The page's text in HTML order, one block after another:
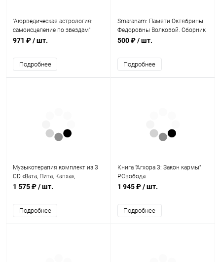
"Аюрведическая астрология:
самоисцеление по звездам"
Д.Фроули
971 ₽/ шт.
Подробнее
Smaranam: Памяти Октябрины
Федоровны Волковой. Сборник
статей. 2006
500 ₽/ шт.
Подробнее
Музыкотерапия комплект из 3
CD «Вата, Пита, Капха»,
SPAQUATORIA
1 575 ₽/ шт.
Подробнее
Книга "Агхора 3: Закон кармы"
Р.Свобода
1 945 ₽/ шт.
Подробнее